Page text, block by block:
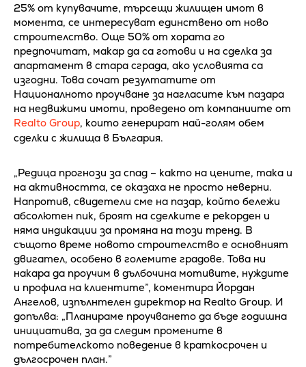
25% от купувачите, търсещи жилищен имот в
момента, се интересуват единствено от ново
строителство. Още 50% от хората го
предпочитат, макар да са готови и на сделка за
апартамент в стара сграда, ако условията са
изгодни. Това сочат резултатите от
Националното проучване за нагласите към пазара
на недвижими имоти, проведено от компаниите от
Realto Group, които генерират най-голям обем
сделки с жилища в България.
„Редица прогнози за спад – както на цените, така и
на активността, се оказаха не просто неверни.
Напротив, свидетели сме на пазар, който бележи
абсолютен пик, броят на сделките е рекорден и
няма индикации за промяна на този тренд. В
същото време новото строителство е основният
двигател, особено в големите градове. Това ни
накара да проучим в дълбочина мотивите, нуждите
и профила на клиентите”, коментира Йордан
Ангелов, изпълнтелен директор на Realto Group. И
допълва: „Планираме проучването да бъде годишна
инициатива, за да следим промените в
потребителското поведение в краткосрочен и
дългосрочен план.”